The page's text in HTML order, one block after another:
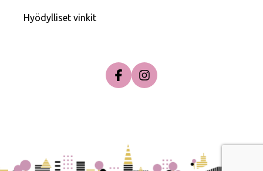
Hyödylliset vinkit